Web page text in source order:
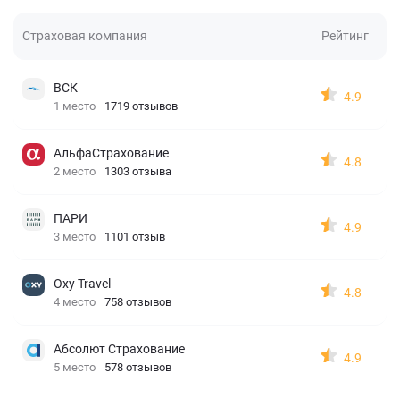
Страховая компания Рейтинг
ВСК
1 место 1719 отзывов
4.9
АльфаСтрахование
2 место 1303 отзыва
4.8
ПАРИ
3 место 1101 отзыв
4.9
Oxy Travel
4 место 758 отзывов
4.8
Абсолют Страхование
5 место 578 отзывов
4.9